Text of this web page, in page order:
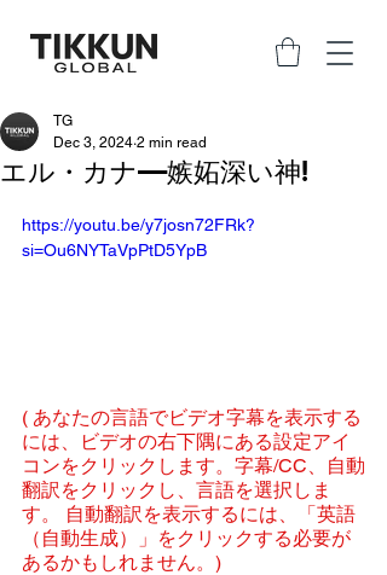
エル・カナ—嫉妬深い神!
TG
Dec 3, 2024 2 min read
https://youtu.be/y7josn72FRk?
si=Ou6NYTaVpPtD5YpB
( あなたの言語でビデオ字幕を表示する
には、ビデオの右下隅にある設定アイ
コンをクリックします。字幕/CC、自動
翻訳をクリックし、言語を選択しま
す。 自動翻訳を表示するには、「英語
（自動生成）」をクリックする必要が
あるかもしれません。)